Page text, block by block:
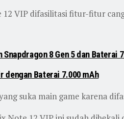
VIP difasilitasi fitur-fitur
8 Gen 5 dan Baterai
dengan Baterai 7.000 mAh
suka main game karena